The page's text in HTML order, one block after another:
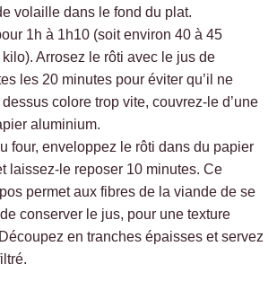
volaille dans le fond du plat.
1h à 1h10 (soit environ 40 à 45
Arrosez le rôti avec le jus de
les 20 minutes pour éviter qu’il ne
colore trop vite, couvrez-le d’une
aluminium.
four, enveloppez le rôti dans du papier
laissez-le reposer 10 minutes. Ce
permet aux fibres de la viande de se
conserver le jus, pour une texture
en tranches épaisses et servez